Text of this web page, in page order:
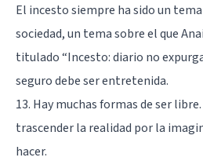
El incesto siempre ha sido un
sociedad, un tema sobre el que
titulado “Incesto: diario no
seguro debe ser entretenida.
13. Hay muchas formas de ser
trascender la realidad por la
hacer.